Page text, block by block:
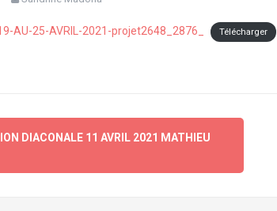
AU-25-AVRIL-2021-projet2648_2876_ Télécharger
DIACONALE 11 AVRIL 2021 MATHIEU